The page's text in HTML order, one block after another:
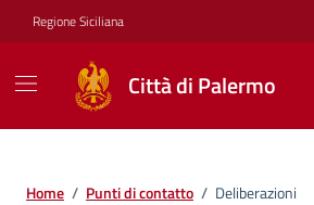
Vai ai contenuti
Vai al footer
Regione Siciliana
Città di Palermo
Home / Punti di contatto / Deliberazioni